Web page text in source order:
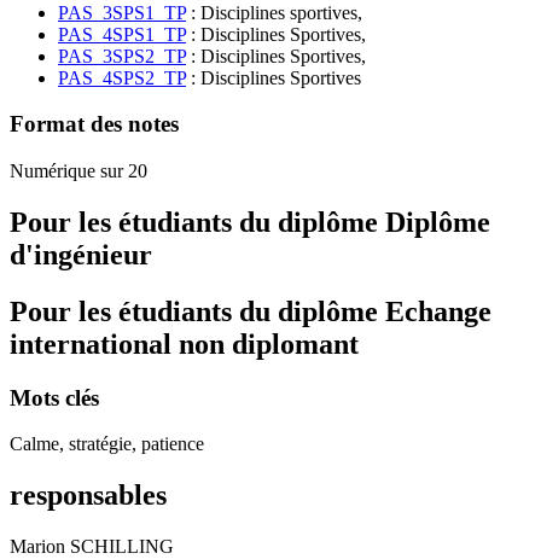
PAS_3SPS1_TP: Disciplines sportives,
PAS_4SPS1_TP: Disciplines Sportives,
PAS_3SPS2_TP: Disciplines Sportives,
PAS_4SPS2_TP: Disciplines Sportives
Format des notes
Numérique sur 20
Pour les étudiants du diplôme Diplôme
d'ingénieur
Pour les étudiants du diplôme Echange
international non diplomant
Mots clés
Calme, stratégie, patience
responsables
Marion SCHILLING